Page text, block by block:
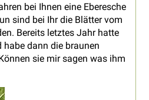
bei Ihnen eine Eberesche
sind bei Ihr die Blätter vom
Bereits letztes Jahr hatte
habe dann die braunen
sie mir sagen was ihm